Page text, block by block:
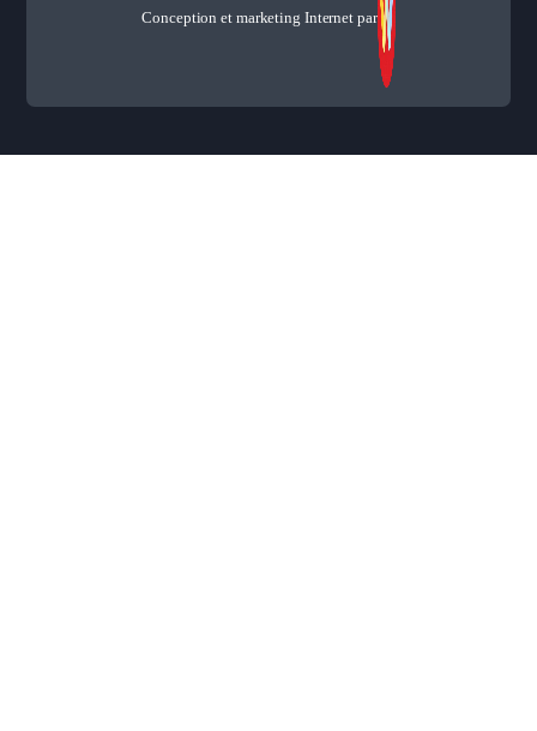
Conception et marketing Internet par